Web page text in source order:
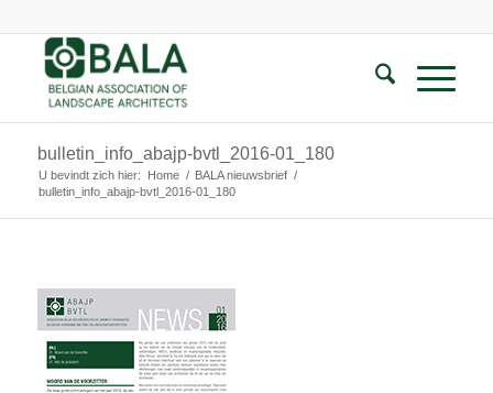
bulletin_info_abajp-bvtl_2016-01_180
U bevindt zich hier: Home / BALA nieuwsbrief /
bulletin_info_abajp-bvtl_2016-01_180